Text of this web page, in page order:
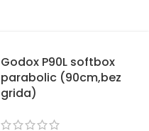
Godox P90L softbox
parabolic (90cm,bez
grida)